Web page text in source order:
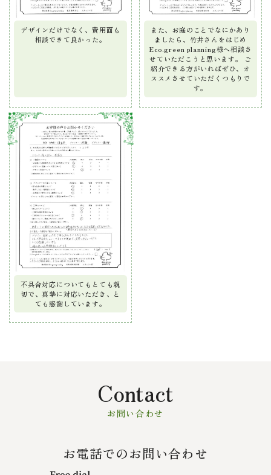
デザインだけでなく、費用面も
相談できて良かった。
また、お庭のことでなにかあり
ましたら、竹井さんをはじめ
Eco.green planning様へ相談さ
せていただこうと思います。 ご
紹介できる方がいればぜひ、オ
ススメさせていただくつもりで
す。
不具合対応についてもとても親
切で、真摯に対応いただき、と
ても感謝しています。
Contact
お問い合わせ
お電話でのお問い合わせ